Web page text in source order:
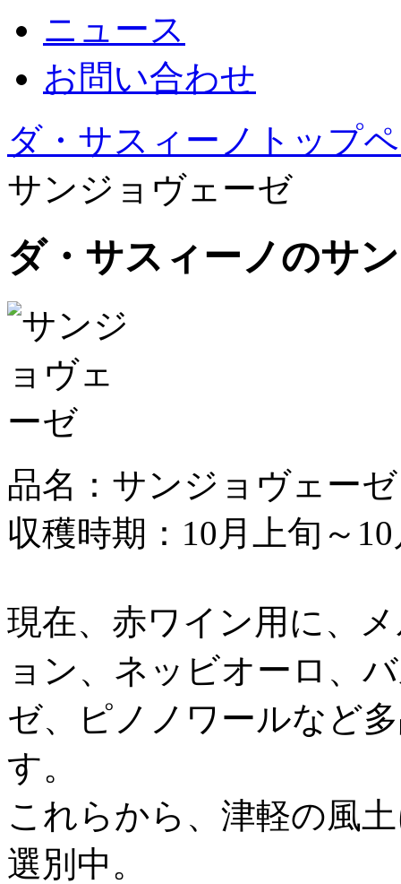
ニュース
お問い合わせ
ダ・サスィーノトップ
サンジョヴェーゼ
ダ・サスィーノのサ
品名：サンジョヴェーゼ
収穫時期：10月上旬～
現在、赤ワイン用に、
ョン、ネッビオーロ、
ゼ、ピノノワールなど
す。
これらから、津軽の風
選別中。